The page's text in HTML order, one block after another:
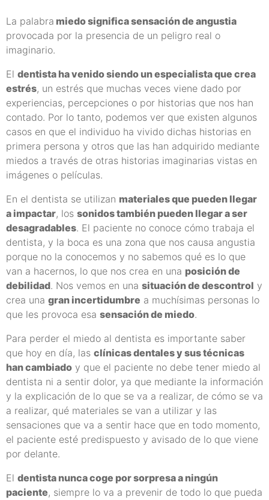
La palabra miedo significa sensación de angustia
provocada por la presencia de un peligro real o
imaginario.
El dentista ha venido siendo un especialista que crea
estrés, un estrés que muchas veces viene dado por
experiencias, percepciones o por historias que nos han
contado. Por lo tanto, podemos ver que existen algunos
casos en que el individuo ha vivido dichas historias en
primera persona y otros que las han adquirido mediante
miedos a través de otras historias imaginarias vistas en
imágenes o películas.
En el dentista se utilizan materiales que pueden llegar
a impactar, los sonidos también pueden llegar a ser
desagradables. El paciente no conoce cómo trabaja el
dentista, y la boca es una zona que nos causa angustia
porque no la conocemos y no sabemos qué es lo que
van a hacernos, lo que nos crea en una posición de
debilidad. Nos vemos en una situación de descontrol y
crea una gran incertidumbre a muchísimas personas lo
que les provoca esa sensación de miedo.
Para perder el miedo al dentista es importante saber
que hoy en día, las clínicas dentales y sus técnicas
han cambiado y que el paciente no debe tener miedo al
dentista ni a sentir dolor, ya que mediante la información
y la explicación de lo que se va a realizar, de cómo se va
a realizar, qué materiales se van a utilizar y las
sensaciones que va a sentir hace que en todo momento,
el paciente esté predispuesto y avisado de lo que viene
por delante.
El dentista nunca coge por sorpresa a ningún
paciente, siempre lo va a prevenir de todo lo que pueda